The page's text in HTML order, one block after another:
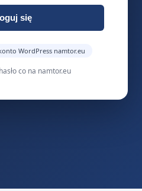
się
WordPress namtor.eu
co na namtor.eu